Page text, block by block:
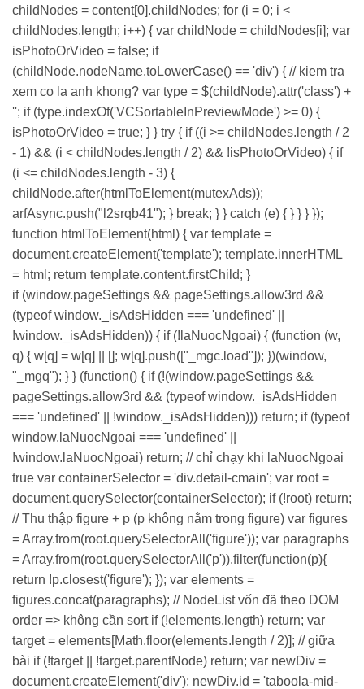
childNodes = content[0].childNodes; for (i = 0; i <
childNodes.length; i++) { var childNode = childNodes[i]; var
isPhotoOrVideo = false; if
(childNode.nodeName.toLowerCase() == 'div') { // kiem tra
xem co la anh khong? var type = $(childNode).attr('class') +
''; if (type.indexOf('VCSortableInPreviewMode') >= 0) {
isPhotoOrVideo = true; } } try { if ((i >= childNodes.length / 2
- 1) && (i < childNodes.length / 2) && !isPhotoOrVideo) { if
(i <= childNodes.length - 3) {
childNode.after(htmlToElement(mutexAds));
arfAsync.push("l2srqb41"); } break; } } catch (e) { } } } });
function htmlToElement(html) { var template =
document.createElement('template'); template.innerHTML
= html; return template.content.firstChild; }
if (window.pageSettings && pageSettings.allow3rd &&
(typeof window._isAdsHidden === 'undefined' ||
!window._isAdsHidden)) { if (!laNuocNgoai) { (function (w,
q) { w[q] = w[q] || []; w[q].push(["_mgc.load"]); })(window,
"_mgq"); } } (function() { if (!(window.pageSettings &&
pageSettings.allow3rd && (typeof window._isAdsHidden
=== 'undefined' || !window._isAdsHidden))) return; if (typeof
window.laNuocNgoai === 'undefined' ||
!window.laNuocNgoai) return; // chỉ chạy khi laNuocNgoai
true var containerSelector = 'div.detail-cmain'; var root =
document.querySelector(containerSelector); if (!root) return;
// Thu thập figure + p (p không nằm trong figure) var figures
= Array.from(root.querySelectorAll('figure')); var paragraphs
= Array.from(root.querySelectorAll('p')).filter(function(p){
return !p.closest('figure'); }); var elements =
figures.concat(paragraphs); // NodeList vốn đã theo DOM
order => không cần sort if (!elements.length) return; var
target = elements[Math.floor(elements.length / 2)]; // giữa
bài if (!target || !target.parentNode) return; var newDiv =
document.createElement('div'); newDiv.id = 'taboola-mid-